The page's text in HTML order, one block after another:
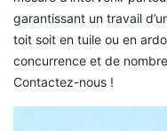
garantissant un travail
toit soit en tuile ou en
concurrence et de
Contactez-nous !